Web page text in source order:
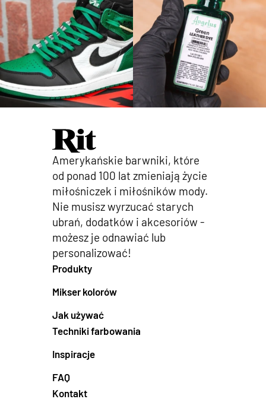
Amerykańskie barwniki, które
od ponad 100 lat zmieniają życie
miłośniczek i miłośników mody.
Nie musisz wyrzucać starych
ubrań, dodatków i akcesoriów -
możesz je odnawiać lub
personalizować!
Produkty
Mikser kolorów
Jak używać
Techniki farbowania
Inspiracje
FAQ
Kontakt